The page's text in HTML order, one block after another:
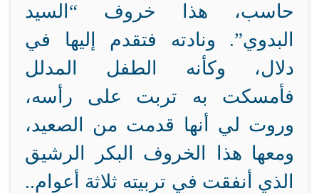
حاسب، هذا خروف “السيد
البدوي”. ونادته فتقدم إليها في
دلال، وكأنه الطفل المدلل
فأمسكت به تربت على رأسه،
وروت لي أنها قدمت من الصعيد،
ومعها هذا الخروف البكر الرشيق
الذي أنفقت في تربيته ثلاثة أعوام..